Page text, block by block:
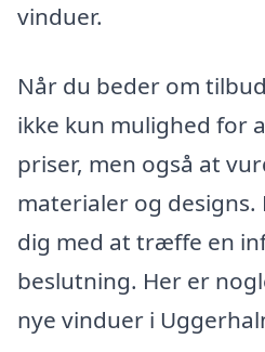
vinduer.
Når du beder om
ikke kun mulighed for
priser, men også at
materialer og
dig med at træffe en
beslutning. Her er
nye vinduer i